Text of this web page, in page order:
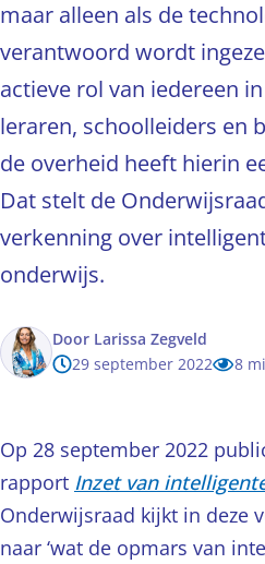
maar alleen als de
verantwoord wordt
actieve rol van iedereen
leraren, schoolleiders en
de overheid heeft hierin
Dat stelt de
verkenning over
onderwijs.
Door Larissa Zegveld
29 september 2022
8
Op 28 september 2022
rapport Inzet van
Onderwijsraad kijkt in deze
naar ‘wat de opmars van